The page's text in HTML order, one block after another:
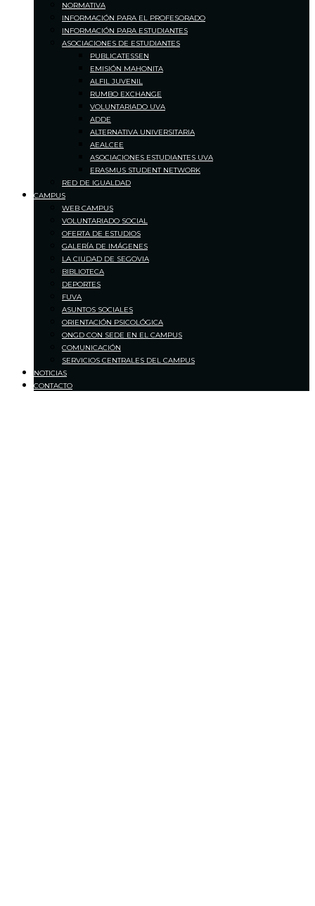
NORMATIVA
INFORMACIÓN PARA EL PROFESORADO
INFORMACIÓN PARA ESTUDIANTES
ASOCIACIONES DE ESTUDIANTES
PUBLICATESSEN
EMISIÓN MAHONITA
ALFIL JUVENIL
RUMBO EXCHANGE
VOLUNTARIADO UVA
ADDE
ALTERNATIVA UNIVERSITARIA
AEALCEE
ASOCIACIONES ESTUDIANTES UVA
ERASMUS STUDENT NETWORK
RED DE IGUALDAD
CAMPUS
WEB CAMPUS
VOLUNTARIADO SOCIAL
OFERTA DE ESTUDIOS
GALERÍA DE IMÁGENES
LA CIUDAD DE SEGOVIA
BIBLIOTECA
DEPORTES
FUVA
ASUNTOS SOCIALES
ORIENTACIÓN PSICOLÓGICA
ONGD CON SEDE EN EL CAMPUS
COMUNICACIÓN
SERVICIOS CENTRALES DEL CAMPUS
NOTICIAS
CONTACTO